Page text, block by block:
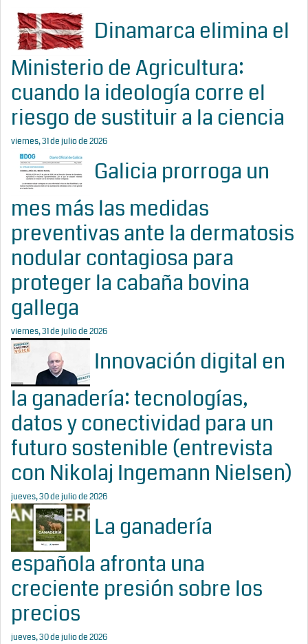
Dinamarca elimina el
Ministerio de Agricultura:
cuando la ideología corre el
riesgo de sustituir a la ciencia
viernes, 31 de julio de 2026
Galicia prorroga un
mes más las medidas
preventivas ante la dermatosis
nodular contagiosa para
proteger la cabaña bovina
gallega
viernes, 31 de julio de 2026
Innovación digital en
la ganadería: tecnologías,
datos y conectividad para un
futuro sostenible (entrevista
con Nikolaj Ingemann Nielsen)
jueves, 30 de julio de 2026
La ganadería
española afronta una
creciente presión sobre los
precios
jueves, 30 de julio de 2026